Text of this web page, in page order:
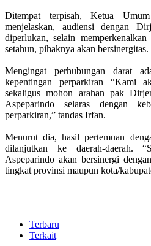
Ditempat terpisah, Ketua
menjelaskan, audiensi dengan
diperlukan, selain
setahun, pihaknya akan bersinergitas.
Mengingat perhubungan darat
kepentingan perparkiran “Kami
sekaligus mohon arahan pak
Aspeparindo selaras dengan
perparkiran,” tandas Irfan.
Menurut dia, hasil pertemuan
dilanjutkan ke daerah-daerah.
Aspeparindo akan bersinergi
tingkat provinsi maupun kota/
Terbaru
Terkait